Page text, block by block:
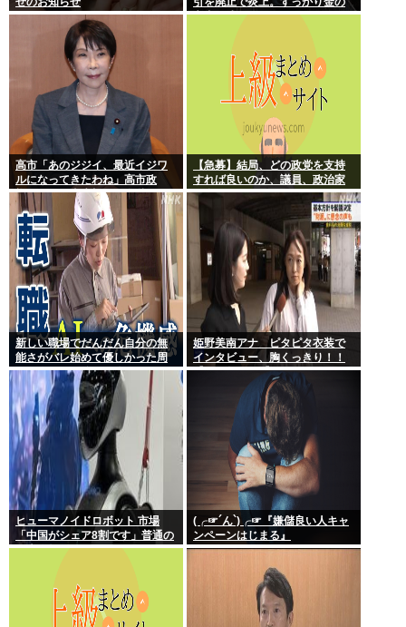
亡者と成り下がったな
高市「あのジジイ、最近イジワ
ルになってきたわね」高市政
権、ついに麻生切り！嫌儲はど
っちにつくの
【急募】結局、どの政党を支持
すれば良いのか、議員、政治家
は全員悪か
新しい職場でだんだん自分の無
能さがバレ始めて優しかった周
りの人たちが徐々に冷たくなっ
ていく時ってゾクゾクするよな
姫野美南アナ ピタピタ衣装で
インタビュー、胸くっきり！！
【GIF動画あり】
ヒューマノイドロボット 市場
「中国がシェア8割です」普通の
日本人怒りのフェイクニュース
(╭☞´ん`)╭☞『嫌儲良い人キャ
ンペーンはじまる』